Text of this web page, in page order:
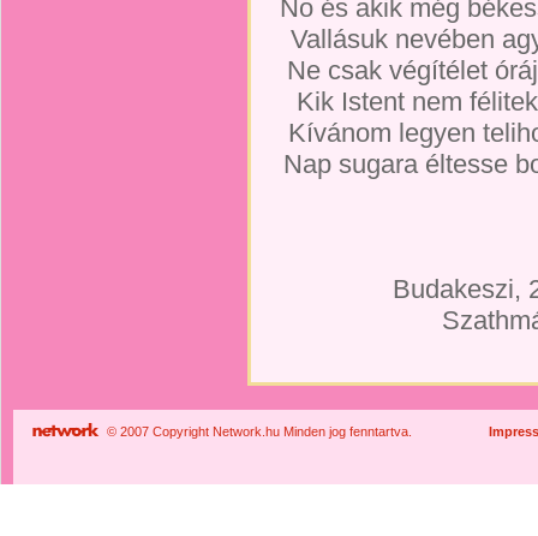
No és akik még
Vallásuk nevében
Ne csak végítélet
Kik Istent nem
Kívánom legyen
Nap sugara éltesse
Budakeszi,
© 2007 Copyright Network.hu Minden jog fenntartva.